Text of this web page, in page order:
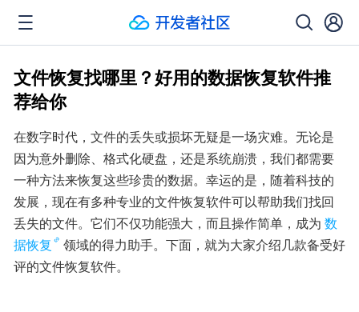
文件恢复找哪里？好用的数据恢复软件推
荐给你
在数字时代，文件的丢失或损坏无疑是一场灾难。无论是
因为意外删除、格式化硬盘，还是系统崩溃，我们都需要
一种方法来恢复这些珍贵的数据。幸运的是，随着科技的
发展，现在有多种专业的文件恢复软件可以帮助我们找回
丢失的文件。它们不仅功能强大，而且操作简单，成为 数
据恢复
领域的得力助手。下面，就为大家介绍几款备受好
评的文件恢复软件。